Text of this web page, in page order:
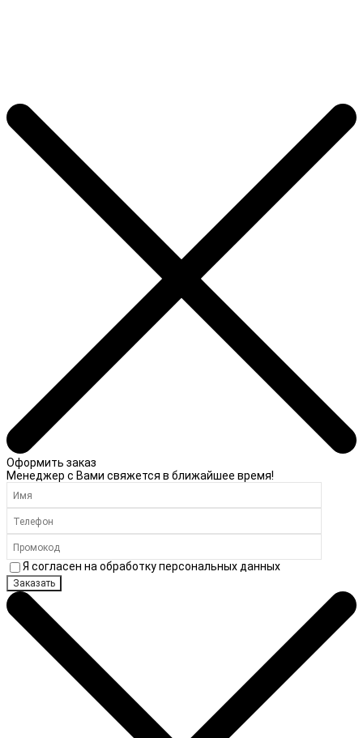
Оформить заказ
Менеджер с Вами свяжется в ближайшее время!
Я согласен на обработку персональных данных
Заказать